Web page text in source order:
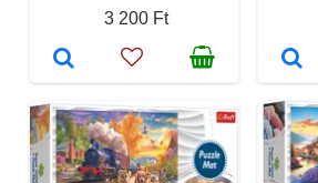
3 200 Ft